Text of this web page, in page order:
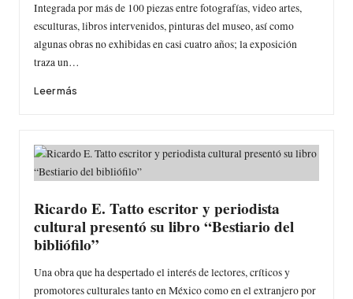
Integrada por más de 100 piezas entre fotografías, video artes,
esculturas, libros intervenidos, pinturas del museo, así como
algunas obras no exhibidas en casi cuatro años; la exposición
traza un…
Leer más
Ricardo E. Tatto escritor y periodista
cultural presentó su libro “Bestiario del
bibliófilo”
Una obra que ha despertado el interés de lectores, críticos y
promotores culturales tanto en México como en el extranjero por